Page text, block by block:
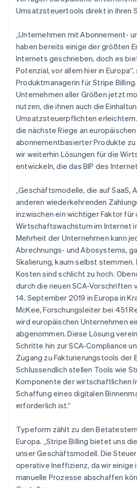
Umsatzsteuertools direkt in ihren
„Unternehmen mit Abonnement-
haben bereits einige der größten
Internets geschrieben, doch es
Potenzial, vor allem hier in
Produktmanagerin für Stripe
Unternehmen aller Größen jetzt
nutzen, die ihnen auch die
Umsatzsteuerpflichten
die nächste Riege an
abonnementbasierter Produkte
wir weiterhin Lösungen für die
entwickeln, die das BIP des
„Geschäftsmodelle, die auf SaaS,
anderen wiederkehrenden
inzwischen ein wichtiger Faktor für
Wirtschaftswachstum im Internet
Mehrheit der Unternehmen kann
Abrechnungs- und Abosystems,
Skalierung, kaum selbst stemmen.
Kosten sind schlicht zu hoch.
durch die neuen SCA-Vorschriften
14. September 2019 in Europa in
McKee, Forschungsleiter bei 451
wird europäischen Unternehmen
abgenommen. Diese Lösung
Schritte hin zur SCA-Compliance
Zugang zu Fakturierungstools der
Schlussendlich stellen Tools wie
Komponente der wirtschaftlichen
Schaffung eines digitalen
erforderlich ist.“
Typeform zählt zu den
Europa. „Stripe Billing bietet uns
unser Geschäftsmodell. Die
operative Ineffizienz, da wir einige
manuelle Prozesse abschaffen
English Français
Lettland
English
Liechtenstein
DeutschEnglish
Litauen
English
Luxemburg
Français DeutschEnglish
Malaysia
English简体中文
English
Mexiko
EspañolEnglish
English
Niederlande
NederlandsEnglish
Norwegen
English
Österreich
DeutschEnglish
Polen
English
Portugal
PortuguêsEnglish
Rumänien
English
Schweden
SvenskaEnglish
Schweiz
Deutsch FrançaisItalianoEnglish
Singapur
English简体中文
Slowakei
English
Slowenien
Sonderverwaltungsregion
China
English 简体中文
Spanien
EspañolEnglish
Thailand
ไทย English